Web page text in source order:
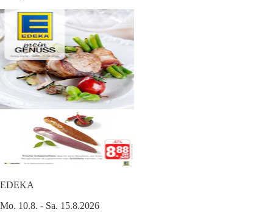
EDEKA
Mo. 10.8. - Sa. 15.8.2026